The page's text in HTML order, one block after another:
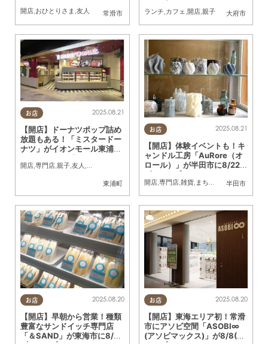
常滑市
開店,おひとりさま ,友人 大府市
ランチ,カフェ,開店,親子
お店
東浦町
2025.08.21
【開店】ドーナツポップ詰め
放題もある！「ミスタードー
ナツ」がイオンモール東浦に
開店,専門店,親子,友人 ,ワンコイン
お店
半田市
2025.08.21
【開店】体験イベントも！キ
ャンドル工房「AuRore（オ
ロール）」が半田市に8/22
(金)オープン
開店,専門店,雑貨, まちネタ
お店 2025.08.20
【開店】早朝から営業！種類
豊富なサンドイッチ専門店
「＆SAND」が東海市に8/20
お店 2025.08.20
【開店】東海エリア初！常滑
市にアソビ空間「ASOBI∞
(アソビマックス)」が8/8(金)